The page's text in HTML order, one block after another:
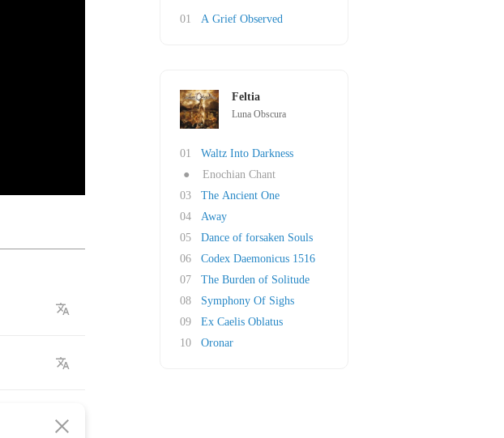
01 A Grief Observed
Feltia
Luna Obscura
01
Waltz Into Darkness
●
Enochian Chant
03
The Ancient One
04
Away
05
Dance of forsaken Souls
06
Codex Daemonicus 1516
07
The Burden of Solitude
08
Symphony Of Sighs
09
Ex Caelis Oblatus
10
Oronar